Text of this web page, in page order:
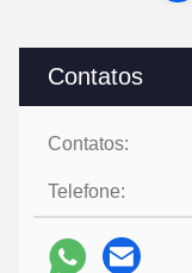
Contatos
Contatos:
Telefone: